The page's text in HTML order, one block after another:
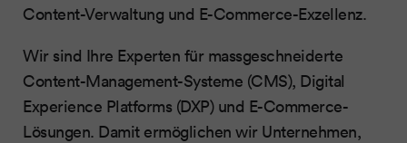
Content-Verwaltung und E-Commerce-Exzellenz.
Wir sind Ihre Experten für massgeschneiderte
Content-Management-Systeme (CMS), Digital
Experience Platforms (DXP) und E-Commerce-
Lösungen. Damit ermöglichen wir Unternehmen,